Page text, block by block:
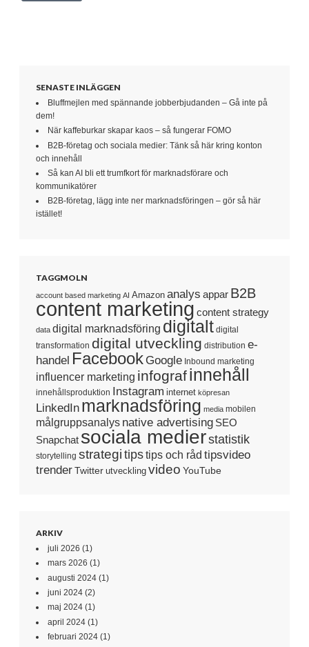
SENASTE INLÄGGEN
Bluffmejlen med spännande jobberbjudanden – Gå inte på
dem!
När kaffeburkar skapar kaos – så fungerar FOMO
B2B-företag och sociala medier: Tänk så här kring konton
och innehåll
Så kan AI bli ett trumfkort för marknadsförare och
kommunikatörer
B2B-företag, lägg inte ner marknadsföringen – gör så här
istället!
TAGGMOLN
account based marketing AI Amazon analys appar B2B
content marketing content strategy
data digital marknadsföring digitalt digital
transformation digital utveckling distribution e-
handel Facebook Google Inbound marketing
influencer marketing infografinnehåll
innehållsproduktion Instagram internet köpresan
LinkedIn marknadsföring media mobilen
målgruppsanalys native advertising SEO
Snapchat sociala medierstatistik
storytelling strategi tipstips och råd tipsvideo
trenderTwitter utveckling video YouTube
ARKIV
juli 2026 (1)
mars 2026 (1)
augusti 2024 (1)
juni 2024 (2)
maj 2024 (1)
april 2024 (1)
februari 2024 (1)